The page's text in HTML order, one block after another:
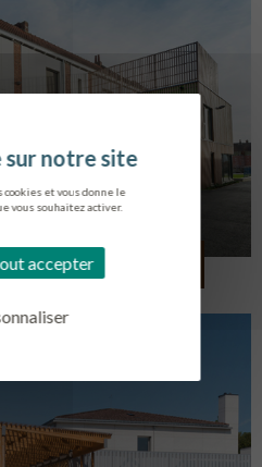
et vous donne le
vous souhaitez activer.
accepter